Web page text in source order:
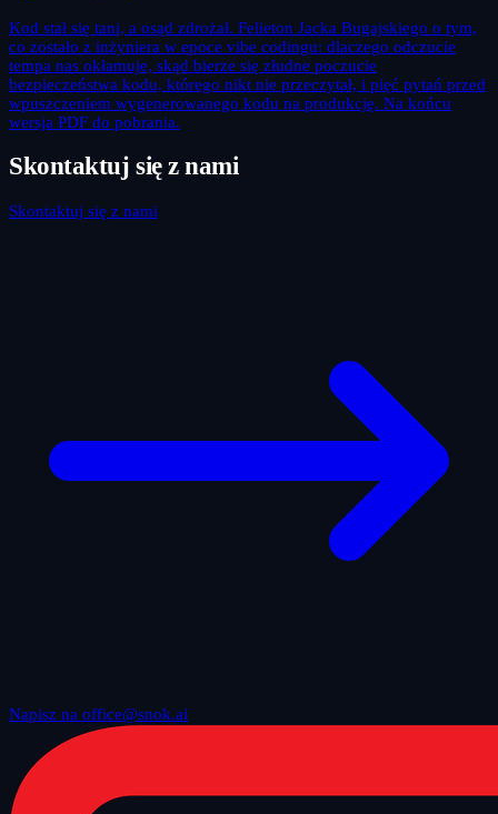
Kod stał się tani, a osąd zdrożał. Felieton Jacka Bugajskiego o tym,
co zostało z inżyniera w epoce vibe codingu: dlaczego odczucie
tempa nas okłamuje, skąd bierze się złudne poczucie
bezpieczeństwa kodu, którego nikt nie przeczytał, i pięć pytań przed
wpuszczeniem wygenerowanego kodu na produkcję. Na końcu
wersja PDF do pobrania.
Skontaktuj się z nami
Skontaktuj się z nami
Napisz na office@snok.ai